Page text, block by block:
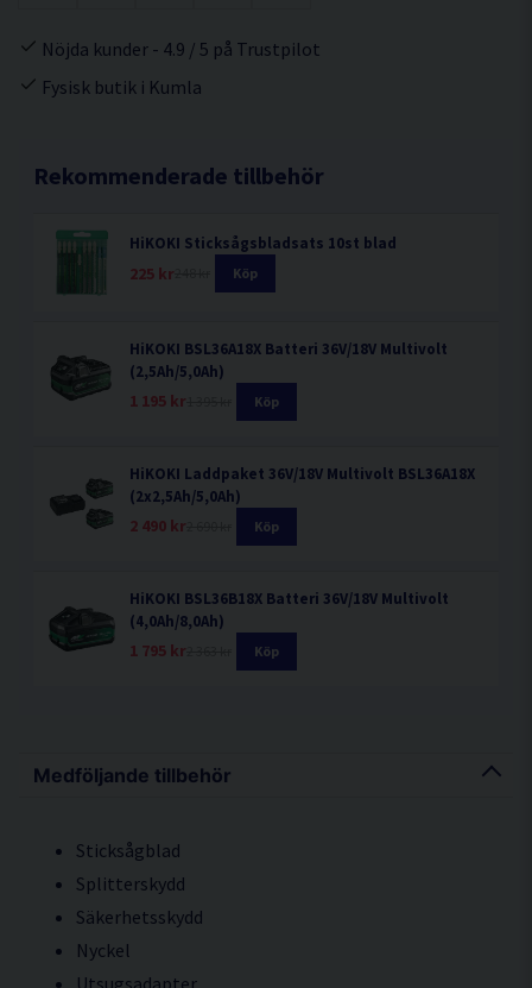
Medföljande tillbehör
Sticksågblad
Splitterskydd
Säkerhetsskydd
Nyckel
Utsugsadapter
Nöjda kunder - 4.9 / 5 på Trustpilot
Fysisk butik i Kumla
Rekommenderade tillbehör
HiKOKI Sticksågsbladsats 10st blad
225 kr Köp
HiKOKI BSL36A18X Batteri 36V/18V Multivolt
(2,5Ah/5,0Ah)
1 195 kr Köp
HiKOKI Laddpaket 36V/18V Multivolt BSL36A18X
(2x2,5Ah/5,0Ah)
2 490 kr Köp
HiKOKI BSL36B18X Batteri 36V/18V Multivolt
(4,0Ah/8,0Ah)
1 795 kr Köp